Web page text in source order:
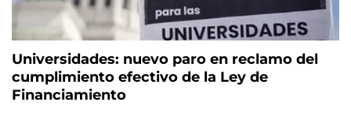
Universidades: nuevo paro en reclamo del
cumplimiento efectivo de la Ley de
Financiamiento